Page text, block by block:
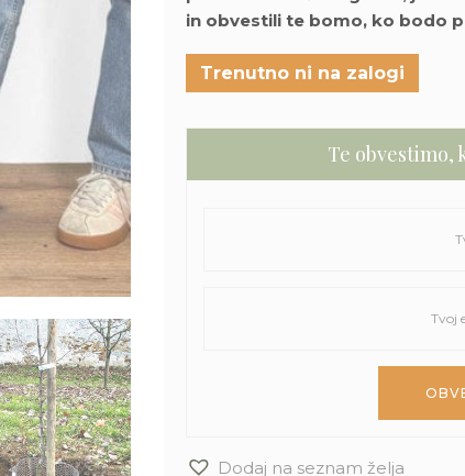
in obvestili te bomo, ko bodo
Trenutno ni na zalogi
Te obvestimo,
Dodaj na seznam želja